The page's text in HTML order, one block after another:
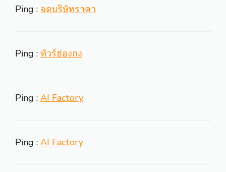
Ping : จดบริษัทราคา
Ping : ทัวร์ฮ่องกง
Ping : AI Factory
Ping : AI Factory